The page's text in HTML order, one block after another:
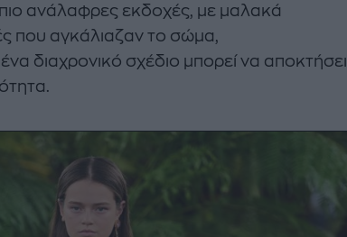
ανάλαφρες εκδοχές, με μαλακά
που αγκάλιαζαν το σώμα,
διαχρονικό σχέδιο μπορεί να αποκτήσει